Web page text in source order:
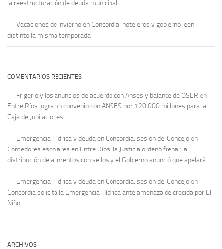
la reestructuración de deuda municipal
Vacaciones de invierno en Concordia: hoteleros y gobierno leen
distinto la misma temporada
COMENTARIOS RECIENTES
Frigerio y los anuncios de acuerdo con Anses y balance de OSER en
Entre Ríos logra un convenio con ANSES por 120.000 millones para la
Caja de Jubilaciones
Emergencia Hídrica y deuda en Concordia: sesión del Concejo en
Comedores escolares en Entre Ríos: la Justicia ordenó frenar la
distribución de alimentos con sellos y el Gobierno anunció que apelará
Emergencia Hídrica y deuda en Concordia: sesión del Concejo en
Concordia solicita la Emergencia Hídrica ante amenaza de crecida por El
Niño
ARCHIVOS